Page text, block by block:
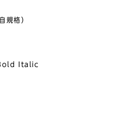
規格）
Italic